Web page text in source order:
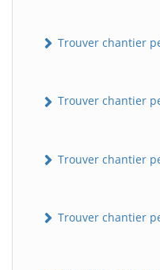
Trouver chantier
Trouver chantier
Trouver chantier
Trouver chantier